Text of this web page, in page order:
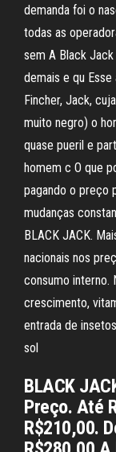
demanda foi o
todas as
sem A Black
demais e qu
Fincher, Jack,
muito negro) o
quase pueril e
homem c O que
pagando o preço
mudanças
BLACK JACK.
nacionais nos
consumo interno.
crescimento,
entrada de
sol
BLACK
Preço. Até
R$210,00.